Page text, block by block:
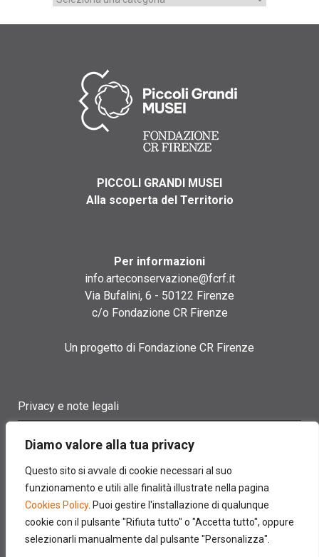
Diamo valore alla tua privacy
Questo sito si avvale di cookie necessari al suo
funzionamento e utili alle finalità illustrate nella pagina
Cookies Policy. Puoi gestire l'installazione di qualunque
cookie con il pulsante "Rifiuta tutto" o "Accetta tutto", oppure
selezionarli manualmente dal pulsante "Personalizza".
PICCOLI GRANDI MUSEI
Alla scoperta del Territorio
Per informazioni
info.arteconservazione@fcrf.it
Via Bufalini, 6 - 50122 Firenze
c/o Fondazione CR Firenze
Un progetto di Fondazione CR Firenze
Privacy e note legali
Cookie policy
Contatti